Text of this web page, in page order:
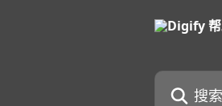
搜索文章……